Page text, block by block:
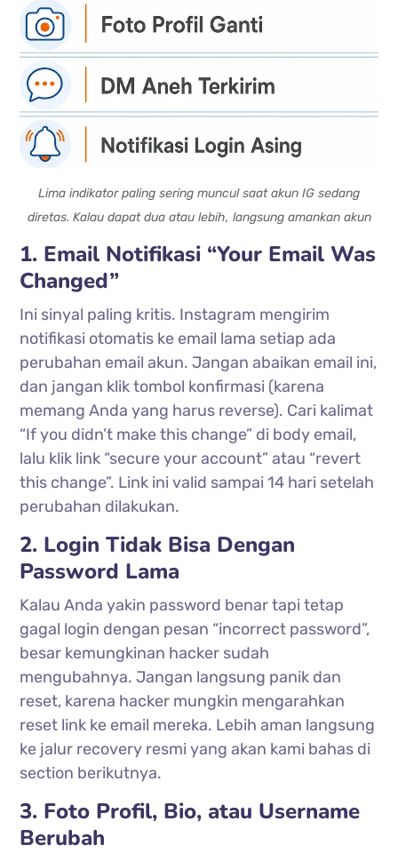
Lima indikator paling sering muncul saat akun IG sedang
diretas. Kalau dapat dua atau lebih, langsung amankan akun
1. Email Notifikasi “Your Email Was
Changed”
Ini sinyal paling kritis. Instagram mengirim
notifikasi otomatis ke email lama setiap ada
perubahan email akun. Jangan abaikan email ini,
dan jangan klik tombol konfirmasi (karena
memang Anda yang harus reverse). Cari kalimat
“If you didn’t make this change” di body email,
lalu klik link “secure your account” atau “revert
this change”. Link ini valid sampai 14 hari setelah
perubahan dilakukan.
2. Login Tidak Bisa Dengan
Password Lama
Kalau Anda yakin password benar tapi tetap
gagal login dengan pesan “incorrect password”,
besar kemungkinan hacker sudah
mengubahnya. Jangan langsung panik dan
reset, karena hacker mungkin mengarahkan
reset link ke email mereka. Lebih aman langsung
ke jalur recovery resmi yang akan kami bahas di
section berikutnya.
3. Foto Profil, Bio, atau Username
Berubah